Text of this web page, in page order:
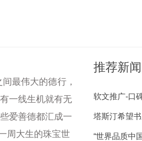
最伟大的德行，
一线生机就有无
爱善德都汇成一
周大生的珠宝世
推荐新闻
软文推广-口
塔斯汀希望
“世界品质中